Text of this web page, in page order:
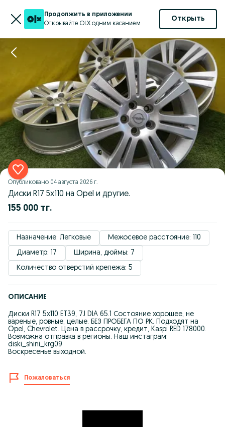
Продолжить в приложении
Открывайте OLX одним касанием
Открыть
Опубликовано 04 августа 2026 г.
Диски R17 5x110 на Opel и другие.
155 000 тг.
Назначение: Легковые
Межосевое расстояние: 110
Диаметр: 17
Ширина, дюймы: 7
Количество отверстий крепежа: 5
ОПИСАНИЕ
Диски R17 5x110 ET39, 7J DIA 65.1 Состояние хорошее, не
вареные, ровные, целые. БЕЗ ПРОБЕГА ПО РК. Подходят на
Opel, Chevrolet. Цена в рассрочку, кредит, Kaspi RED 178000.
Возможна отправка в регионы. Наш инстаграм:
diski_shini_krg09
Воскресенье выходной.
Пожаловаться